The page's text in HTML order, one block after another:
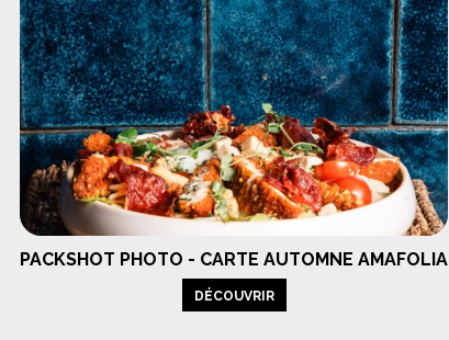
PACKSHOT PHOTO - CARTE AUTOMNE AMAFOLIA
DÉCOUVRIR